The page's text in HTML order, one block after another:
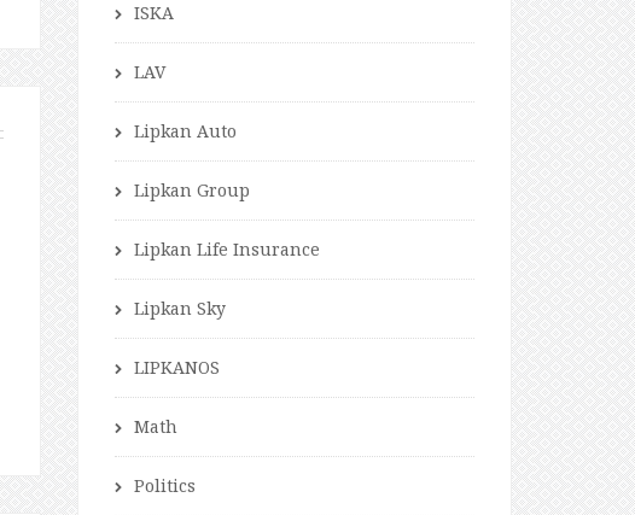
ISKA
LAV
Lipkan Auto
Lipkan Group
Lipkan Life Insurance
Lipkan Sky
LIPKANOS
Math
Politics